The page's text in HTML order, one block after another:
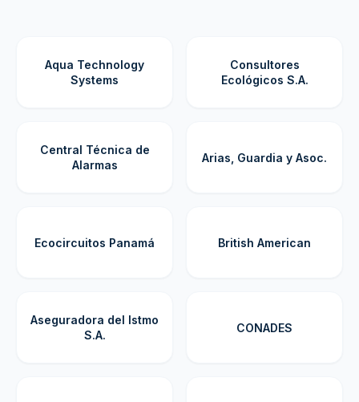
Aqua Technology
Systems
Consultores
Ecológicos S.A.
Central Técnica de
Alarmas
Arias, Guardia y Asoc.
Ecocircuitos Panamá British American
Aseguradora del Istmo
S.A.
CONADES